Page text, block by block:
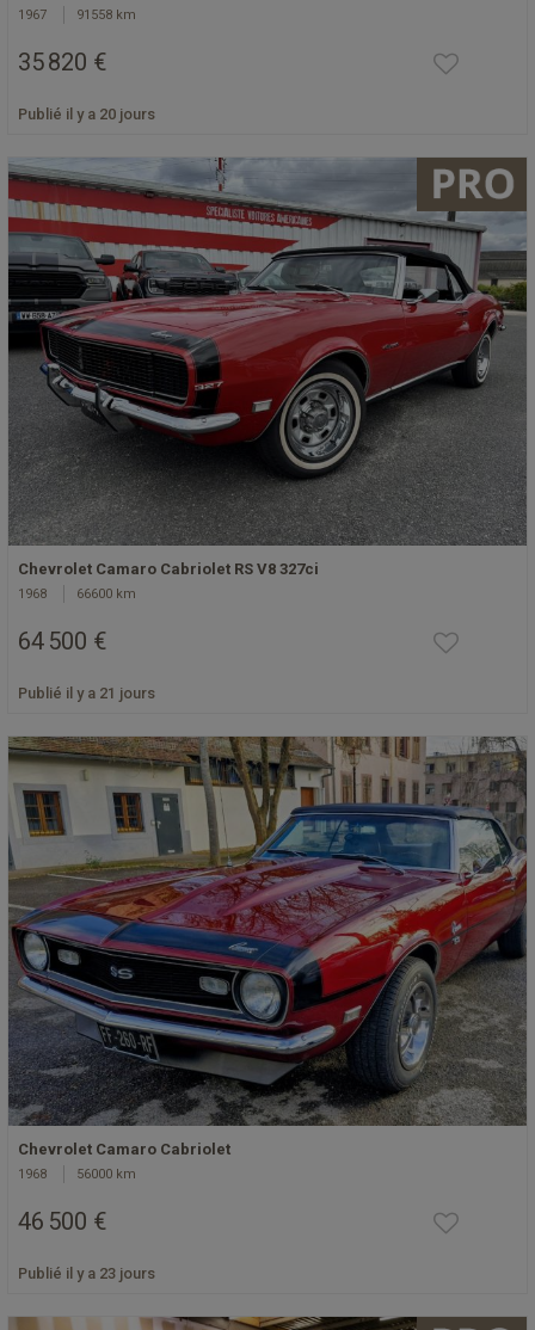
1967 91558 km
35 820 €
Publié il y a 20 jours
Chevrolet Camaro Cabriolet RS V8 327ci
1968 66600 km
64 500 €
Publié il y a 21 jours
Chevrolet Camaro Cabriolet
1968 56000 km
46 500 €
Publié il y a 23 jours